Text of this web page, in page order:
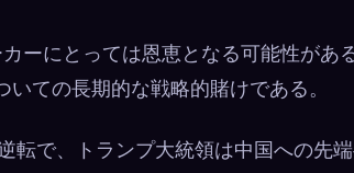
ーにとっては恩恵となる可能性があ
ての長期的な戦略的賭けである。
転で、トランプ大統領は中国への先